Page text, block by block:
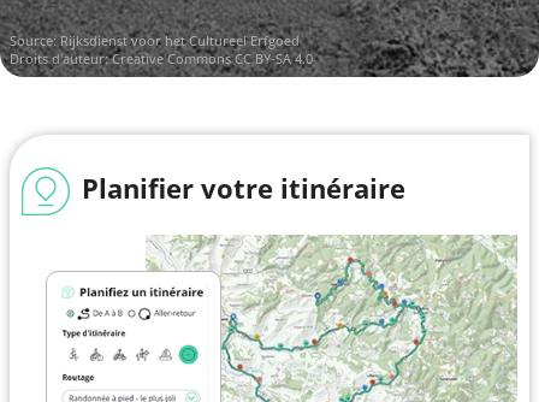
Source:Rijksdienst voor het Cultureel Erfgoed
Droits d'auteur:Creative Commons CC BY-SA 4.0
Planifier votre itinéraire